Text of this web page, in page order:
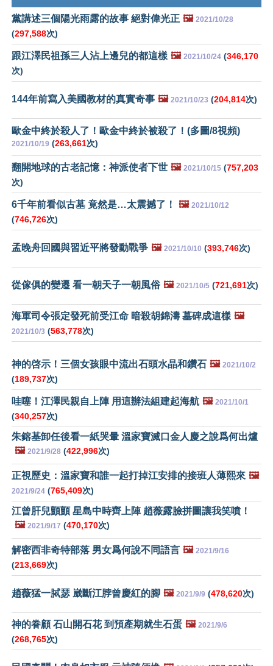
黨講述三個陽光雨露的故事 絕對偉光正 🖼️ 2021/10/28
(297,588次)
跟江澤民祖孫三人沾上邊兒的都這樣 🖼️ 2021/10/24 (346,170
次)
144年前寫入美國教材的真實奇事 🖼️ 2021/10/23 (204,814次)
歐金中終於殺人了！歐金中終於被殺了！(多圖/8視頻)
2021/10/19 (263,661次)
翻開地球的古老記憶：神派使者下世 🖼️ 2021/10/15 (757,203
次)
6千年前看似古墓 竟然是…太震撼了！ 🖼️ 2021/10/12
(746,726次)
孟晚舟回國與習近平將發動戰爭 🖼️ 2021/10/10 (393,746次)
從傢俱的變遷 看一朝天子一朝風俗 🖼️ 2021/10/5 (721,691次)
海軍司令張定發死前受江命 暗殺胡錦濤 墓碑成這樣 🖼️
2021/10/3 (563,778次)
神的啓示！三個女孩眼中流出石頭水晶和鑽石 🖼️ 2021/10/2
(189,737次)
哇噻！江澤民親自上陣 用這辦法組建起海航 🖼️ 2021/10/1
(340,257次)
朱鎔基卸任後看一紙哭暈 溫家寶滅口金人慶之說爲何出爐
🖼️ 2021/9/28 (422,996次)
正視歷史：溫家寶和誰一起打掉江安排的接班人薄熙來 🖼️
2021/9/24 (765,409次)
江曾肝兒顫顫 星島中時齊上陣 趙薇露臉拼圖讓我笑噴！
🖼️ 2021/9/17 (470,170次)
解密西非奇特部落 男女爲何說不同語言 🖼️ 2021/9/16
(213,669次)
趙薇猛一脦瑟 崴斷江脖曾慶紅的腳 🖼️ 2021/9/9 (478,620次)
神的眷顧 石山開石花 到預產期就生石蛋 🖼️ 2021/9/6
(268,765次)